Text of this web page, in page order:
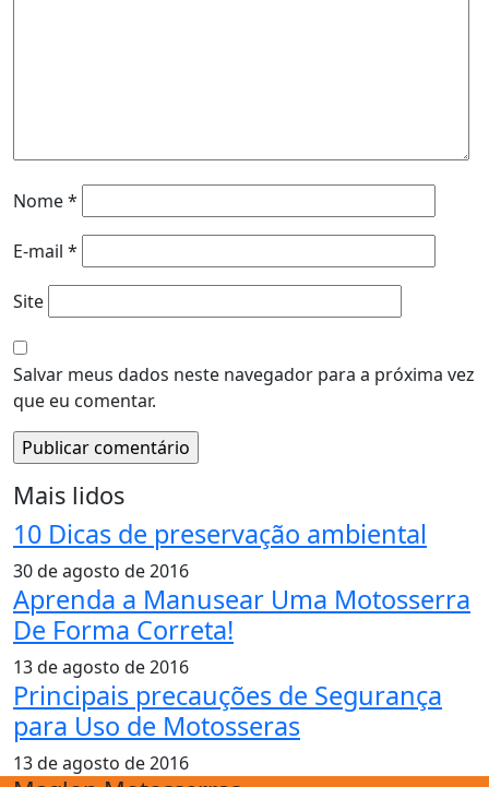
Nome*
E-mail *
Site
Salvar meus dados neste navegador para a próxima vez
que eu comentar.
Mais lidos
10 Dicas de preservação ambiental
30 de agosto de 2016
Aprenda a Manusear Uma Motosserra
De Forma Correta!
13 de agosto de 2016
Principais precauções de Segurança
para Uso de Motosseras
13 de agosto de 2016